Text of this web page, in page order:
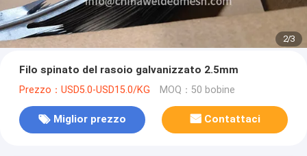
2/3
Filo spinato del rasoio galvanizzato 2.5mm
Prezzo：USD5.0-USD15.0/KG MOQ：50 bobine
Miglior prezzo Contattaci